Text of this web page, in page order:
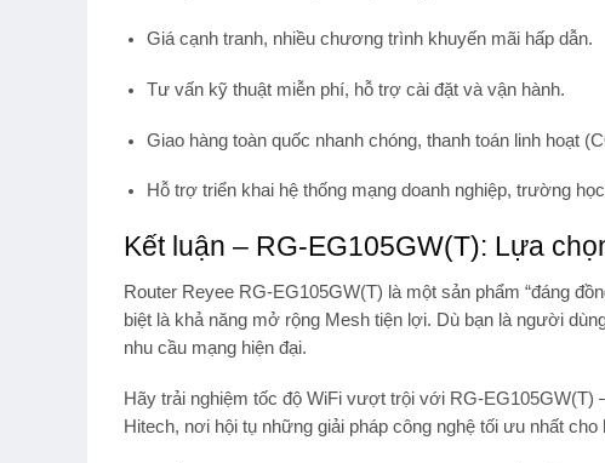
Giá cạnh tranh, nhiều chương trình khuyến mãi hấp dẫn.
Tư vấn kỹ thuật miễn phí, hỗ trợ cài đặt và vận hành.
Giao hàng toàn quốc nhanh chóng, thanh toán linh hoạt
Hỗ trợ triển khai hệ thống mạng doanh nghiệp, trường
Kết luận – RG-EG105GW(T): Lựa
Router Reyee RG-EG105GW(T) là một sản phẩm “đáng
biệt là khả năng mở rộng Mesh tiện lợi. Dù bạn là người
nhu cầu mạng hiện đại.
Hãy trải nghiệm tốc độ WiFi vượt trội với RG-EG105GW(T)
Hitech, nơi hội tụ những giải pháp công nghệ tối ưu nhất cho